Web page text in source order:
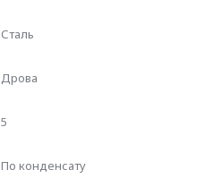
Сталь
Дрова
5
По конденсату